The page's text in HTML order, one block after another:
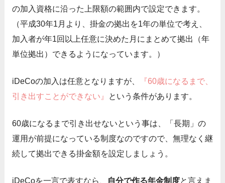
の加入資格に沿った上限額の範囲内で設定できます。
（平成30年1月より、掛金の拠出を1年の単位で考え、
加入者が年1回以上任意に決めた月にまとめて拠出（年
単位拠出）できるようになっています。）
iDeCoの加入は任意となりますが、
『60歳になるまで、
引き出すことができない』
という条件があります。
60歳になるまで引き出せないという事は、「長期」の
運用が前提になっている制度なのですので、無理なく継
続して拠出できる掛金額を設定しましょう。
iDeCoを一言で表すなら、 自分で作る年金制度と言えま